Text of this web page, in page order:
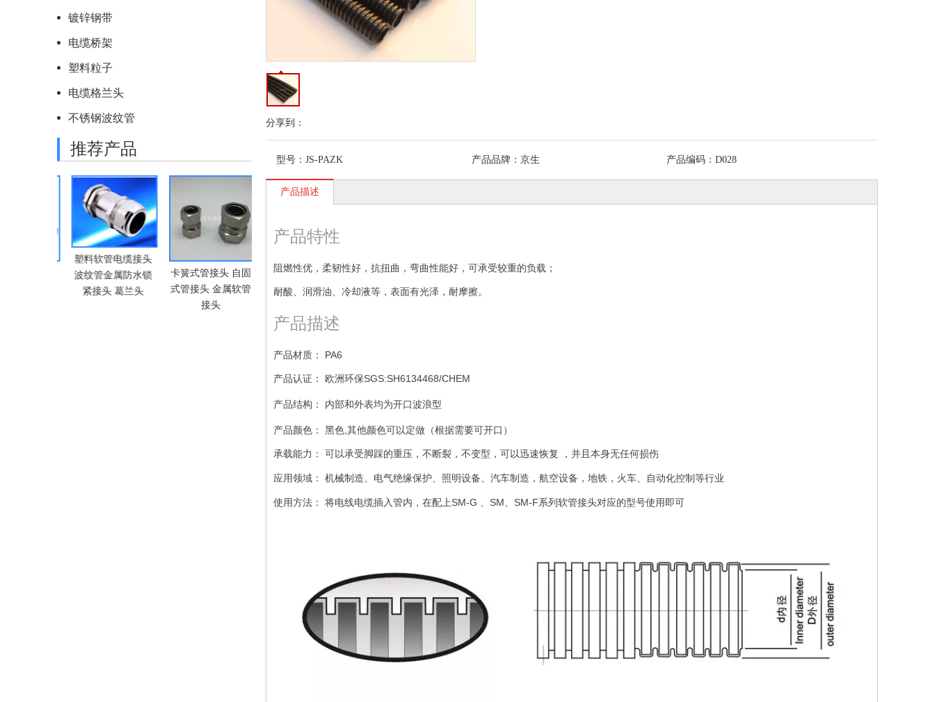
镀锌钢带
电缆桥架
塑料粒子
电缆格兰头
不锈钢波纹管
推荐产品
塑料软管电缆接头
波纹管金属防水锁
紧接头 葛兰头
卡簧式管接头 自固
式管接头 金属软管
接头
波纹管 线束软管 开
口PA尼龙穿线管
接头 塑料波纹管接
头 快速接头
90°弯接头
JF13WM90度圆角
分享到：
型号： JS-PAZK 产品品牌： 京生 产品编码： D028
产品描述
产品特性
阻燃性优，柔韧性好，抗扭曲，弯曲性能好，可承受较重的负载；
耐酸、润滑油、冷却液等，表面有光泽，耐摩擦。
产品描述
产品材质： PA6
产品认证： 欧洲环保SGS:SH6134468/CHEM
产品结构： 内部和外表均为开口波浪型
产品颜色： 黑色,其他颜色可以定做（根据需要可开口）
承载能力： 可以承受脚踩的重压，不断裂，不变型，可以迅速恢复 ，并且本身无任何损伤
应用领域： 机械制造、电气绝缘保护、照明设备、汽车制造，航空设备，地铁，火车、自动化控制等行业
使用方法： 将电线电缆插入管内，在配上SM-G 、SM、SM-F系列软管接头对应的型号使用即可